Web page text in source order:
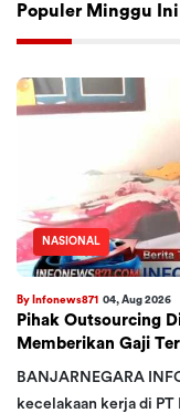
Populer Minggu Ini
NASIONAL
By Infonews871 04, Aug 2026
Pihak Outsourcing
Memberikan Gaji
BANJARNEGARA
kecelakaan kerja di PT